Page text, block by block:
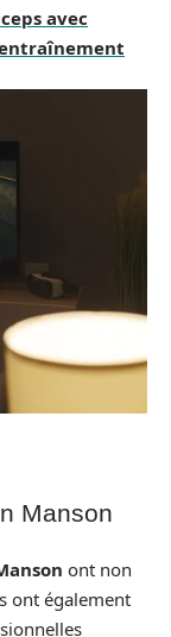
avec
Manson
ont non
ont également